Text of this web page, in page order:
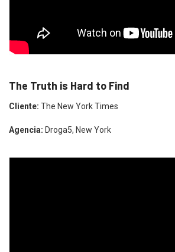
The Truth is Hard to Find
Cliente: The New York Times
Agencia: Droga5, New York